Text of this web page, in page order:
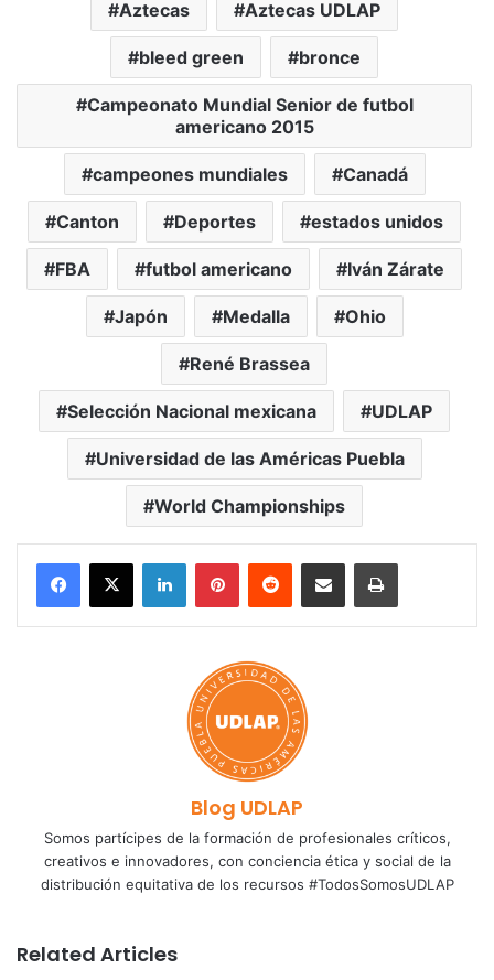
Aztecas Aztecas UDLAP
bleed green bronce
Campeonato Mundial Senior de futbol
americano 2015
campeones mundiales Canadá
Canton Deportes estados unidos
FBA futbol americano Iván Zárate
Japón Medalla Ohio
René Brassea
Selección Nacional mexicana UDLAP
Universidad de las Américas Puebla
World Championships
LinkedInPinterestReddit Share via Email Print
Blog UDLAP
Somos partícipes de la formación de profesionales críticos,
creativos e innovadores, con conciencia ética y social de la
distribución equitativa de los recursos #TodosSomosUDLAP
Related Articles